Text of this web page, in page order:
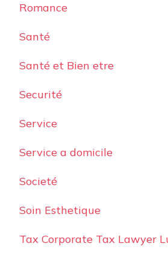
Romance
Santé
Santé et Bien etre
Securité
Service
Service a domicile
Societé
Soin Esthetique
Tax Corporate Tax Lawyer